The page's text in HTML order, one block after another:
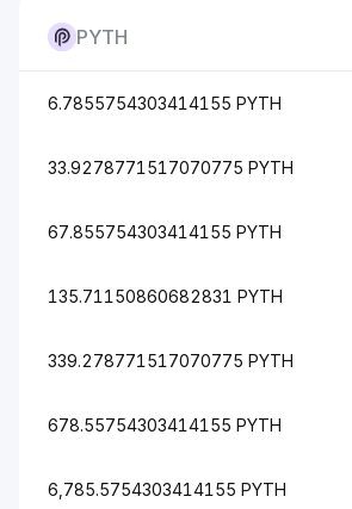
PYTH
6.7855754303414155 PYTH
33.9278771517070775 PYTH
67.855754303414155 PYTH
135.71150860682831 PYTH
339.278771517070775 PYTH
678.55754303414155 PYTH
6,785.5754303414155 PYTH